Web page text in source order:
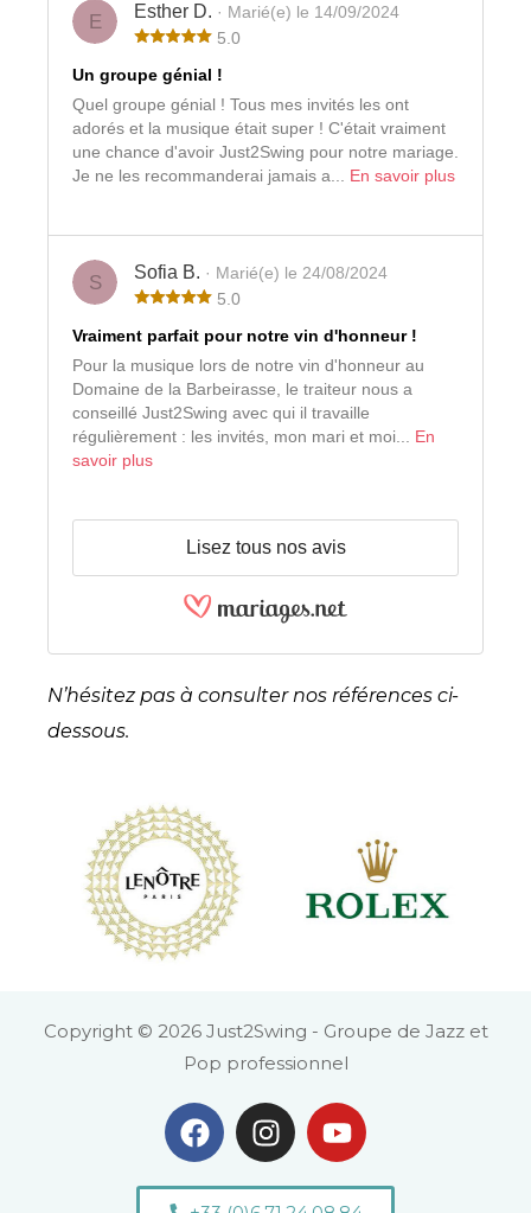
E Esther D. · Marié(e) le 14/09/2024
5.0
Un groupe génial !
Quel groupe génial ! Tous mes invités les ont
adorés et la musique était super ! C'était vraiment
une chance d'avoir Just2Swing pour notre mariage.
Je ne les recommanderai jamais a... En savoir plus
S Sofia B. · Marié(e) le 24/08/2024
5.0
Vraiment parfait pour notre vin d'honneur !
Pour la musique lors de notre vin d'honneur au
Domaine de la Barbeirasse, le traiteur nous a
conseillé Just2Swing avec qui il travaille
régulièrement : les invités, mon mari et moi... En
savoir plus
Lisez tous nos avis
N’hésitez pas à consulter nos références ci-
dessous.
Copyright © 2026 Just2Swing - Groupe de Jazz et
Pop professionnel